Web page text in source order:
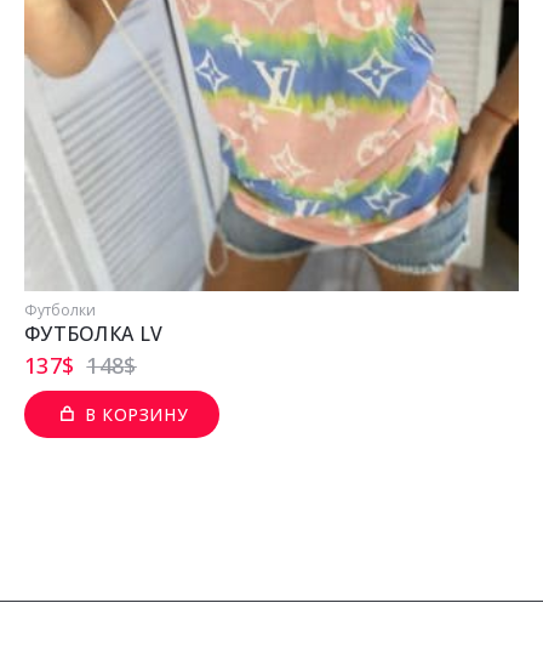
Футболки
ФУТБОЛКА LV
148$
137$
В КОРЗИНУ